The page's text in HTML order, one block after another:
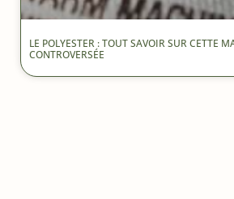
LE POLYESTER : TOUT SAVOIR SUR CETTE
CONTROVERSÉE